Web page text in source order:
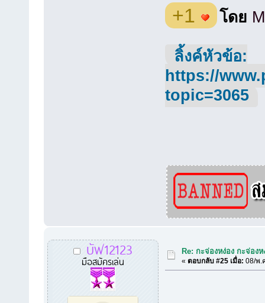
+1 โดย
ลิ้งค์หัวข้อ:
https://
topic=3065
บัฟ12123
มือสมัครเล่น
Re: กะจ่องหง่อง กะจ่องห
«ตอบกลับ #25 เมื่อ: 08/พ.